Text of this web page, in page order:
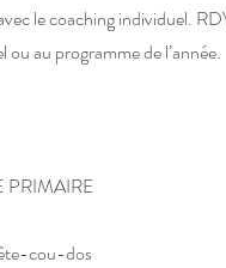
le coaching individuel.
au programme de l’année.
PRIMAIRE
cou-dos